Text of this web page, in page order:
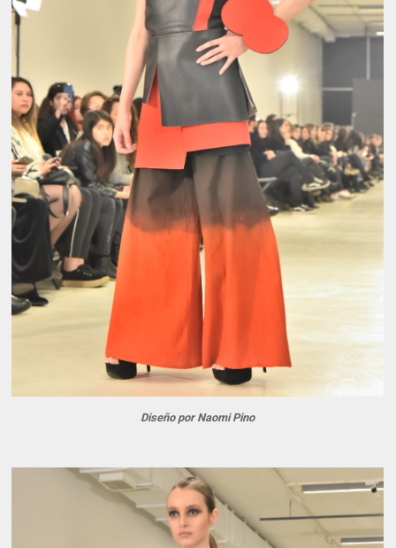
Diseño por Naomi Pino